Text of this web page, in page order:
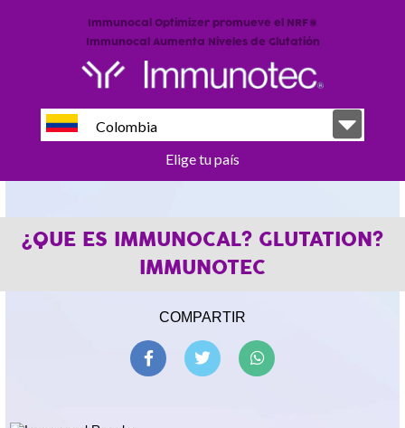
Immunocal Optimizer promueve el NRF2
Immunocal Aumenta Niveles de Glutatión
Colombia
Elige tu país
¿QUE ES IMMUNOCAL? GLUTATION?
IMMUNOTEC
COMPARTIR